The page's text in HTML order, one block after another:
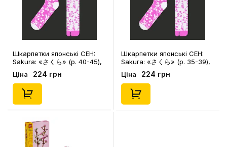
Шкарпетки японські CEH:
Sakura: «さくら» (р. 40-45),
(91444)
Ціна 224 грн
Шкарпетки японські CEH:
Sakura: «さくら» (р. 35-39),
(91443)
Ціна 224 грн